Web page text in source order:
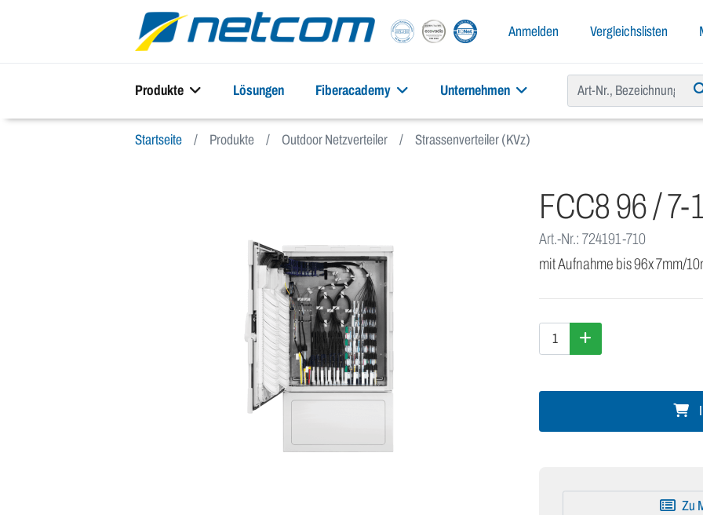
Anmelden Vergleichslisten
Produkte Lösungen Fiberacademy Unternehmen
Startseite Produkte Outdoor Netzverteiler Strassenverteiler (KVz)
FCC8 96 / 7-
Art.-Nr.: 724191-710
mit Aufnahme bis 96x 7mm/
Zu